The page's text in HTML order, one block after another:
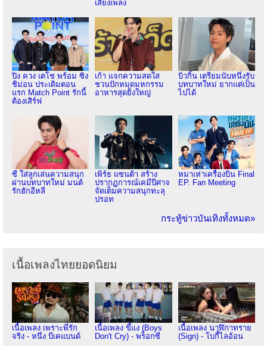
เสียงเพลง
ปิง ควง เตโช พร้อม ซิง
ชิม่อน ประเดิมตอน
แรก Match Point รักนี้
ต้องเสิร์ฟ
เก้า แจกความสดใส
ชวนปักหมุดมหกรรม
อาหารสุดยิ่งใหญ่
บิวกิ้น เตรียมนับหนึ่งรับ
บทบาทใหม่ ยากแต่เป็น
ไปได้
ซี ใส่ลูกเล่นความสนุก
ผ่านบทบาทใหม่ มนต์
รักฮักอีหลี
เพิร์ธ แซนต้า สร้าง
ปรากฏการณ์เคมีปีศาจ
จัดเต็มความสนุกทะลุ
ปรอท
หมาเห่าเครื่องบิน Final
EP. Fan Meeting
กระทู้ข่าวบันเทิงทั้งหมด»
เนื้อเพลงไทยยอดนิยม
เนื้อเพลง เพราะพี่รัก
จริง - หนึ่ง บีเคแบนด์
เนื้อเพลง ขี้แง (Boys
Don't Cry) - พร็อกซี
เนื้อเพลง นาฬิกาทราย
(Sign) - โบกี้ไลอ้อน